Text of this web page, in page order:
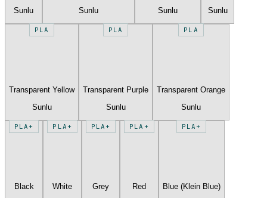
Sunlu
Sunlu
Sunlu
Sunlu
PLA
Transparent Yellow
Sunlu
PLA
Transparent Purple
Sunlu
PLA
Transparent Orange
Sunlu
PLA+
Black
PLA+
White
PLA+
Grey
PLA+
Red
PLA+
Blue (Klein Blue)